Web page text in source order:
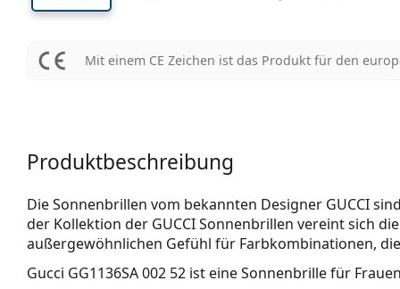
Mit einem CE Zeichen ist das Produkt für den
Produktbeschreibung
Die Sonnenbrillen vom bekannten Designer GUCCI
der Kollektion der GUCCI Sonnenbrillen vereint sich
außergewöhnlichen Gefühl für Farbkombinationen,
Gucci GG1136SA 002 52 ist eine Sonnenbrille für